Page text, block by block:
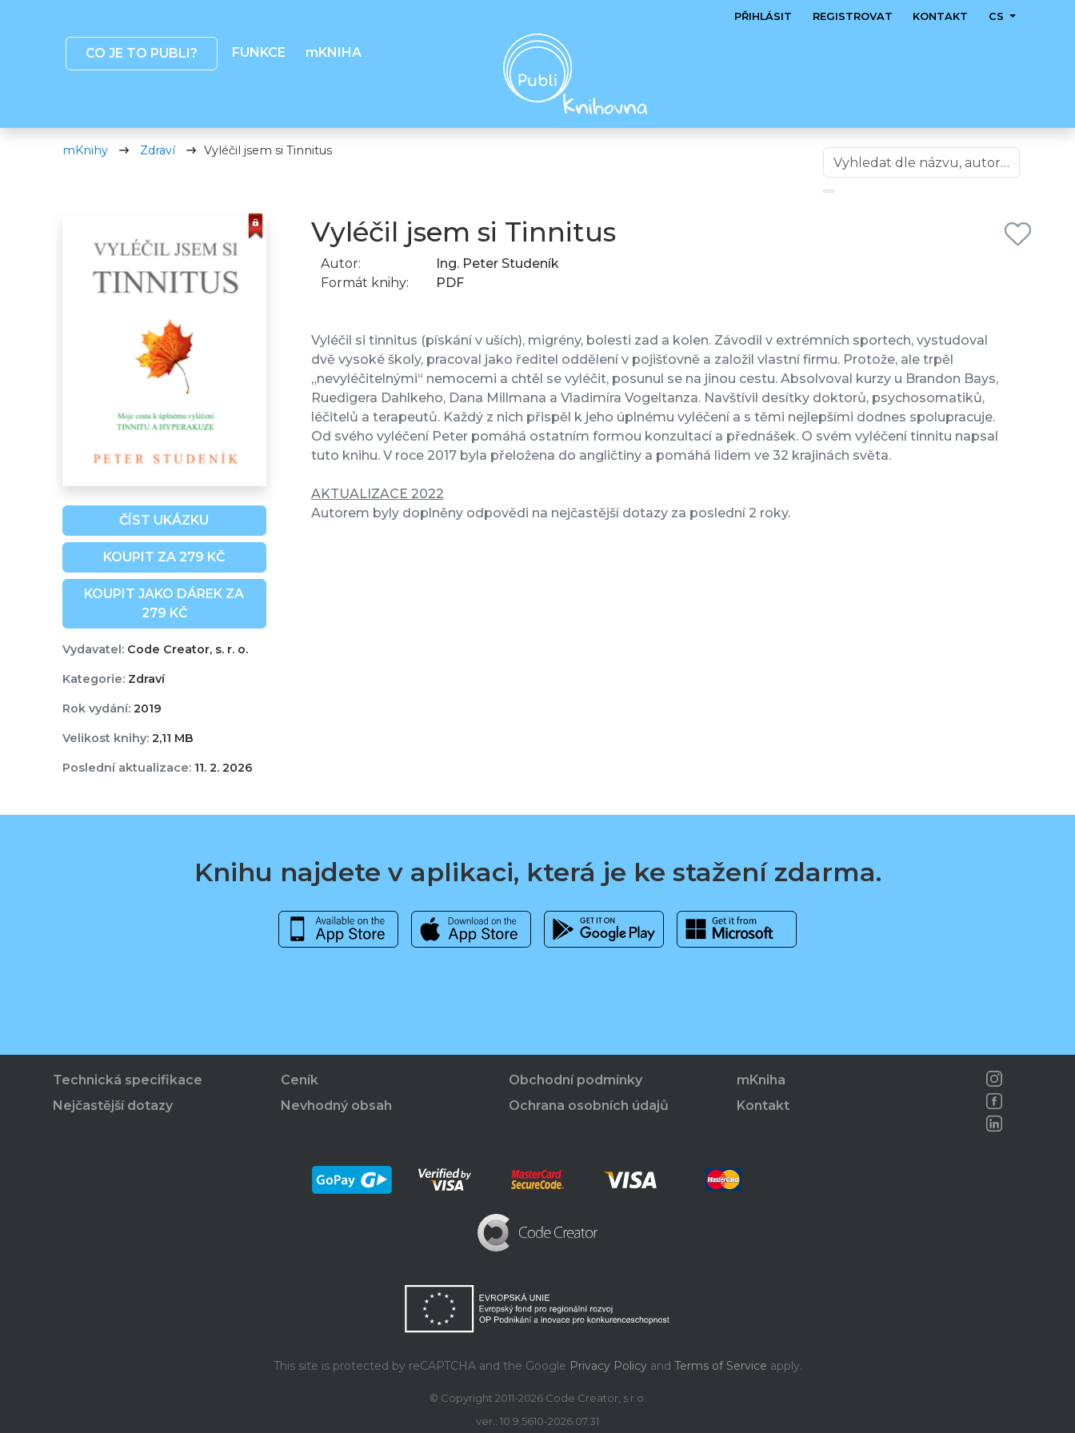
CO JE TO PUBLI? FUNKCE mKNIHA
PŘIHLÁSIT REGISTROVAT KONTAKT CS
mKnihy Zdraví Vyléčil jsem si Tinnitus
ČÍST UKÁZKU
KOUPIT ZA 279 KČ
KOUPIT JAKO DÁREK ZA
279 KČ
Vydavatel:Code Creator, s. r. o.
Kategorie:Zdraví
Rok vydání:2019
Velikost knihy:2,11 MB
Poslední aktualizace:11. 2. 2026
Vyléčil jsem si Tinnitus
Autor:
Ing. Peter Studeník
Formát knihy:
PDF
Vyléčil si tinnitus (pískání v uších), migrény, bolesti zad a kolen. Závodil v extrémních sportech, vystudoval
dvě vysoké školy, pracoval jako ředitel oddělení v pojišťovně a založil vlastní firmu. Protože, ale trpěl
„nevyléčitelnými“ nemocemi a chtěl se vyléčit, posunul se na jinou cestu. Absolvoval kurzy u Brandon Bays,
Ruedigera Dahlkeho, Dana Millmana a Vladimíra Vogeltanza. Navštívil desítky doktorů, psychosomatiků,
léčitelů a terapeutů. Každý z nich přispěl k jeho úplnému vyléčení a s těmi nejlepšími dodnes spolupracuje.
Od svého vyléčení Peter pomáhá ostatním formou konzultací a přednášek. O svém vyléčení tinnitu napsal
tuto knihu. V roce 2017 byla přeložena do angličtiny a pomáhá lidem ve 32 krajinách světa.
AKTUALIZACE 2022
Autorem byly doplněny odpovědi na nejčastější dotazy za poslední 2 roky.
Knihu najdete v aplikaci, která je ke stažení zdarma.
Technická specifikace
Nejčastější dotazy
Ceník
Nevhodný obsah
Obchodní podmínky
Ochrana osobních údajů
mKniha
Kontakt
This site is protected by reCAPTCHA and the Google Privacy Policyand Terms of Service apply.
© Copyright 2011-2026 Code Creator, s.r.o.
ver.: 10.9.5610-2026.07.31